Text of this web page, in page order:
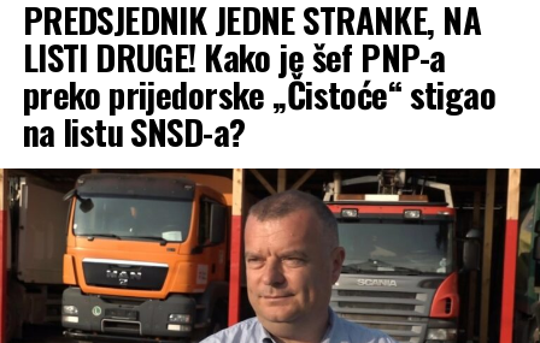
‘Oluju’, a da li će politiku
SNSD-a? Narod kaže da se
više prvačića iz Mrkonjić
Grada upisalo u školu u
Lincu nego u samom
Mrkonjić Gradu.
Demografska politika
SNSD-a, koja je dovela do
PREDSJEDNIK JEDNE STRANKE, NA
LISTI DRUGE! Kako je šef PNP-a
preko prijedorske „Čistoće“ stigao
na listu SNSD-a?